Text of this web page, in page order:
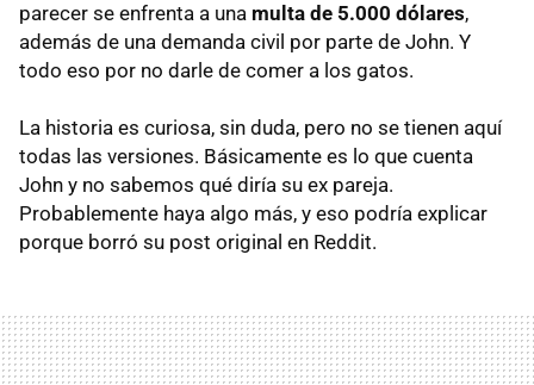
parecer se enfrenta a una multa de 5.000 dólares,
además de una demanda civil por parte de John. Y
todo eso por no darle de comer a los gatos.
La historia es curiosa, sin duda, pero no se tienen aquí
todas las versiones. Básicamente es lo que cuenta
John y no sabemos qué diría su ex pareja.
Probablemente haya algo más, y eso podría explicar
porque borró su post original en Reddit.